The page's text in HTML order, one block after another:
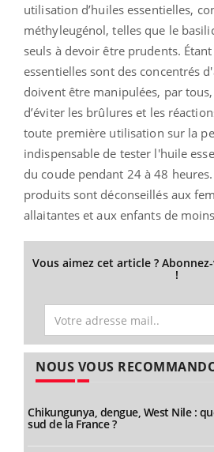
utilisation d’huiles essentielles,
méthyleugénol, telles que le
seuls à devoir être prudents.
essentielles sont des concentrés
doivent être manipulées, par
d’éviter les brûlures et les
toute première utilisation sur la
indispensable de tester l'huile
du coude pendant 24 à 48
produits sont déconseillés aux
allaitantes et aux enfants de
Vous aimez cet article ?
!
NOUS VOUS
Chikungunya, dengue, West Nile :
sud de la France ?